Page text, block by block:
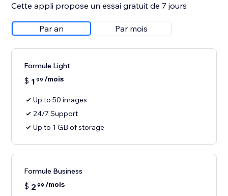
Cette appli propose un essai gratuit de 7 jours
Par an Par mois
Formule Light
$ 1 99 /mois
Up to 50 images
24/7 Support
Up to 1 GB of storage
Formule Business
$ 2 99 /mois